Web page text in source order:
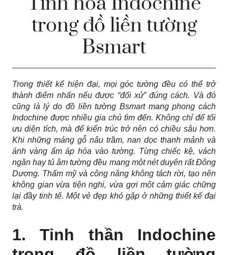
trong đồ liền tường
Bsmart
Trong thiết kế hiện đại, mọi góc tường đều có thể trở
thành điểm nhấn nếu được “đối xử” đúng cách. Và đó
cũng là lý do đồ liền tường Bsmart mang phong cách
Indochine được nhiều gia chủ tìm đến. Không chỉ để tối
ưu diện tích, mà để kiến trúc trở nên có chiều sâu hơn.
Khi những mảng gỗ nâu trầm, nan dọc thanh mảnh và
ánh vàng ấm áp hòa vào tường. Từng chiếc kệ, vách
ngăn hay tủ âm tường đều mang một nét duyên rất Đông
Dương. Thẩm mỹ và công năng không tách rời, tạo nên
không gian vừa tiện nghi, vừa gợi một cảm giác chững
lại đầy tinh tế. Một vẻ đẹp khó gặp ở những thiết kế đại
trà.
1. Tinh thần Indochine